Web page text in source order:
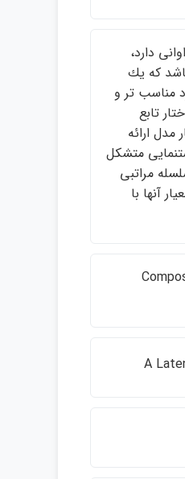
دارد،
كه يك
مناسب تر و
تابع
ارائه
متشكل
مراتبي
آنها با
A